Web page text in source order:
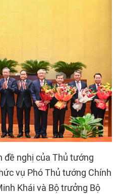
đề nghị của Thủ tướng
vụ Phó Thủ tướng Chính
Khái và Bộ trưởng Bộ